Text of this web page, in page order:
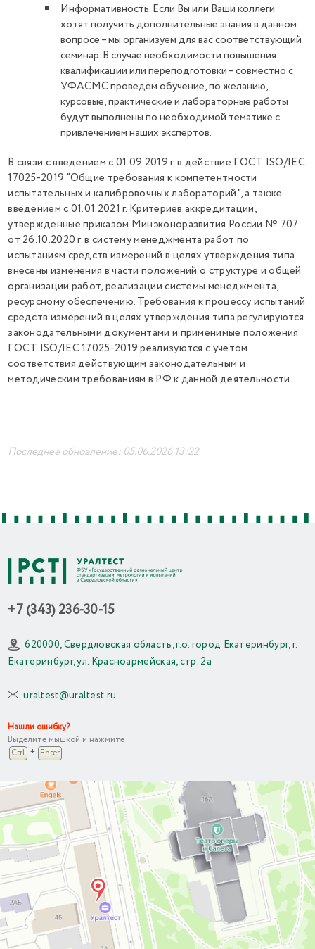
Информативность. Если Вы или Ваши коллеги
хотят получить дополнительные знания в данном
вопросе – мы организуем для вас соответствующий
семинар. В случае необходимости повышения
квалификации или переподготовки – совместно с
УФАСМС проведем обучение, по желанию,
курсовые, практические и лабораторные работы
будут выполнены по необходимой тематике с
привлечением наших экспертов.
В связи с введением с 01.09.2019 г. в действие ГОСТ ISO/IEC
17025-2019 "Общие требования к компетентности
испытательных и калибровочных лабораторий", а также
введением с 01.01.2021 г. Критериев аккредитации,
утвержденные приказом Минэконоразвития России № 707
от 26.10.2020 г. в систему менеджмента работ по
испытаниям средств измерений в целях утверждения типа
внесены изменения в части положений о структуре и общей
организации работ, реализации системы менеджмента,
ресурсному обеспечению. Требования к процессу испытаний
средств измерений в целях утверждения типа регулируются
законодательными документами и применимые положения
ГОСТ ISO/IEC 17025-2019 реализуются с учетом
соответствия действующим законодательным и
методическим требованиям в РФ к данной деятельности.
Последнее обновление: 05.06.2026 13:22
+7 (343) 236-30-15
620000, Свердловская область, г.о. город Екатеринбург, г.
Екатеринбург, ул. Красноармейская, стр. 2а
uraltest@uraltest.ru
Нашли ошибку?
Выделите мышкой и нажмите
Ctrl + Enter